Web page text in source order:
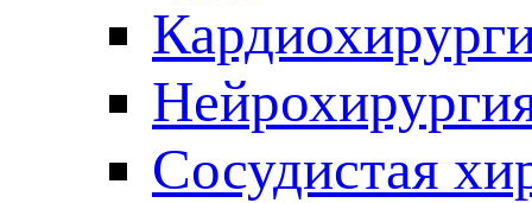
Сосудистая